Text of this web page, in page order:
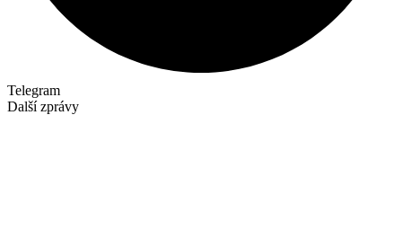
Telegram
Další zprávy